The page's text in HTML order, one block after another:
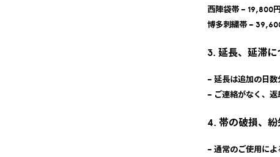
西陣袋帯 – 19,800
博多刺繍帯 –
3. 延長、延滞に
– 延長は追加の日数
– ご連絡がなく、返
4. 帯の破損、
– 通常のご使用に